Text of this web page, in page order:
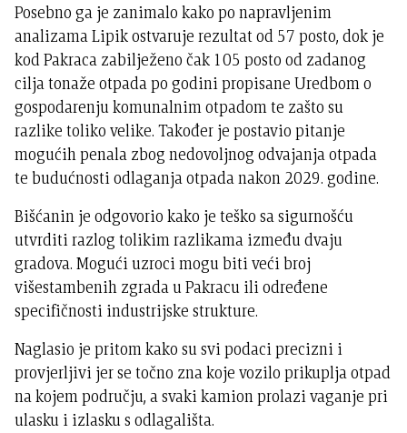
Posebno ga je zanimalo kako po napravljenim
analizama Lipik ostvaruje rezultat od 57 posto, dok je
kod Pakraca zabilježeno čak 105 posto od zadanog
cilja tonaže otpada po godini propisane Uredbom o
gospodarenju komunalnim otpadom te zašto su
razlike toliko velike. Također je postavio pitanje
mogućih penala zbog nedovoljnog odvajanja otpada
te budućnosti odlaganja otpada nakon 2029. godine.
Bišćanin je odgovorio kako je teško sa sigurnošću
utvrditi razlog tolikim razlikama između dvaju
gradova. Mogući uzroci mogu biti veći broj
višestambenih zgrada u Pakracu ili određene
specifičnosti industrijske strukture.
Naglasio je pritom kako su svi podaci precizni i
provjerljivi jer se točno zna koje vozilo prikuplja otpad
na kojem području, a svaki kamion prolazi vaganje pri
ulasku i izlasku s odlagališta.